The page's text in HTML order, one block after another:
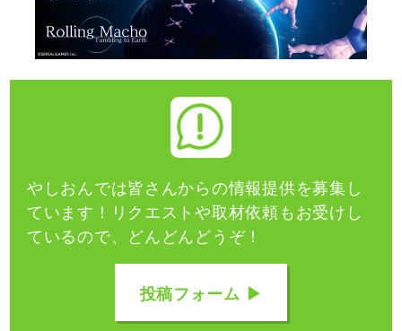
やしおんでは皆さんからの情報提供を募集し
ています！ リクエストや取材依頼もお受けし
ているので、どんどんどうぞ！
投稿フォーム ▶